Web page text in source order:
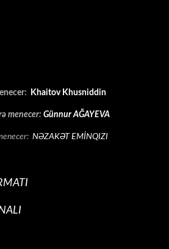
Khaitov Khusniddin
menecer: Günnur AĞAYEVA
NƏZAKƏT EMİNQIZI